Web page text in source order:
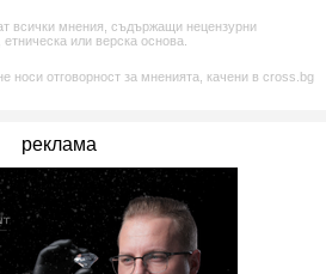
всички мнения, съдържащи нецензурни
или верска основа.
носи отговорност за мненията, качени в cross.bg
реклама